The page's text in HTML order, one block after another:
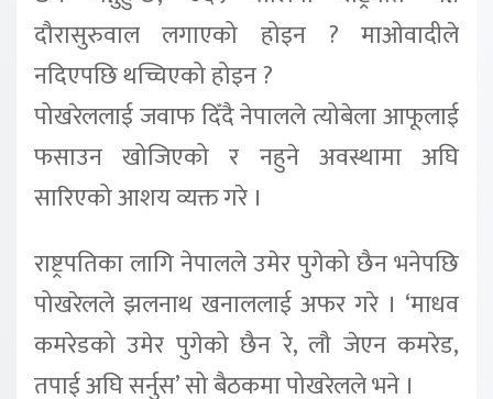
दौरासुरुवाल लगाएको होइन ? माओवादीले
नदिएपछि थच्चिएको होइन ?
पोखरेललाई जवाफ दिँदै नेपालले त्योबेला आफूलाई
फसाउन खोजिएको र नहुने अवस्थामा अघि
सारिएको आशय व्यक्त गरे ।
राष्ट्रपतिका लागि नेपालले उमेर पुगेको छैन भनेपछि
पोखरेलले झलनाथ खनाललाई अफर गरे । ‘माधव
कमरेडको उमेर पुगेको छैन रे, लौ जेएन कमरेड,
तपाई अघि सर्नुस’ सो बैठकमा पोखरेलले भने ।